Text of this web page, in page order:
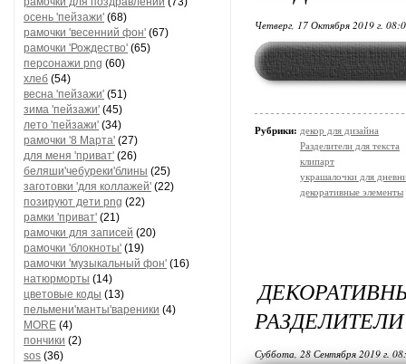
осень 'пейзажи' (68)
рамочки 'весенний фон' (67)
рамочки 'Рождество' (65)
персонажи png (60)
хлеб (54)
весна 'пейзажи' (51)
зима 'пейзажи' (45)
лето 'пейзажи' (34)
рамочки '8 Марта' (27)
для меня 'приват' (26)
беляши'чебуреки'блины (25)
заготовки 'для коллажей' (22)
позируют дети png (22)
рамки 'приват' (21)
рамочки для записей (20)
рамочки 'блокноты' (19)
рамочки 'музыкальный фон' (16)
натюрморты (14)
цветовые коды (13)
пельмени'манты'вареники (4)
MORE (4)
пончики (2)
sos (36)
Четверг, 17 Октября 2019 г.
Рубрики: декор для дизайна
Разделители для текста
клипарт
украшалочки для
декоративные элементы
РАЗДЕЛИТЕЛИ
Суббота, 28 Сентября 2019 г.